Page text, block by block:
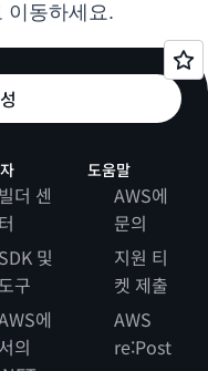
이동하세요.
빌더 센
터
SDK 및
도구
에
서의
도움말
AWS에
문의
지원 티
켓 제출
AWS
re:Post